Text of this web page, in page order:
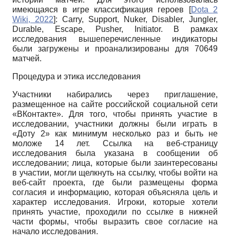
имеющаяся в игре классификация героев
[Dota 2
Wiki, 2022]: Carry, Support, Nuker, Disabler, Jungler,
Durable, Escape, Pusher, Initiator. В рамках
исследования вышеперечисленные индикаторы
были загружены и проанализированы для 70649
матчей.
Процедура и этика исследования
Участники набирались через приглашение,
размещенное на сайте российской социальной сети
«ВКонтакте». Для того, чтобы принять участие в
исследовании, участники должны были играть в
«Доту 2» как минимум несколько раз и быть не
моложе 14 лет. Ссылка на веб-страницу
исследования была указана в сообщении об
исследовании; лица, которые были заинтересованы
в участии, могли щелкнуть на ссылку, чтобы войти на
веб-сайт проекта, где были размещены форма
согласия и информацию, которая объясняла цель и
характер исследования. Игроки, которые хотели
принять участие, проходили по ссылке в нижней
части формы, чтобы выразить свое согласие на
начало исследования.